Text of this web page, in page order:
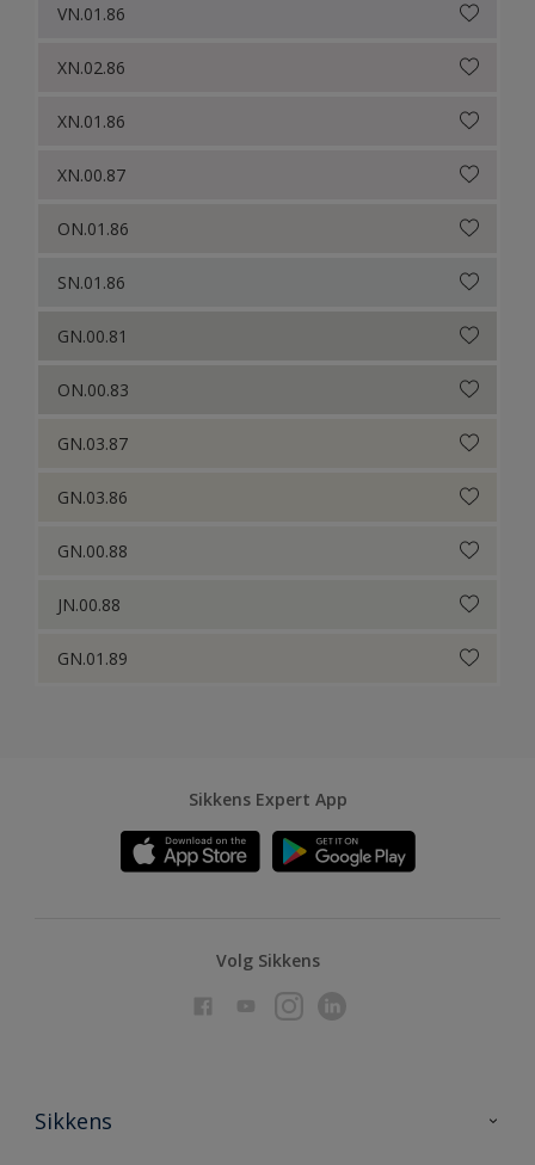
VN.01.86
XN.02.86
XN.01.86
XN.00.87
ON.01.86
SN.01.86
GN.00.81
ON.00.83
GN.03.87
GN.03.86
GN.00.88
JN.00.88
GN.01.89
Sikkens Expert App
Volg Sikkens
Sikkens